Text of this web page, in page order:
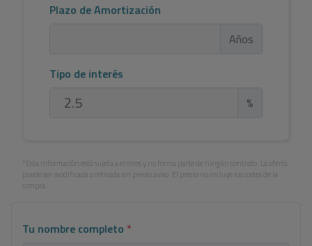
Plazo de Amortización
Años
Tipo de interés
%
*Esta información está sujeta a errores y no forma parte de ningún contrato. La oferta
puede ser modificada o retirada sin previo aviso. El precio no incluye los costes de la
compra.
Tu nombre completo *